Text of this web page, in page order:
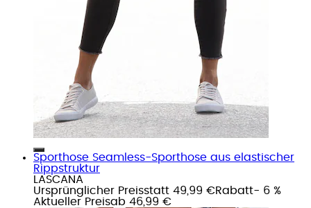
Sporthose Seamless-Sporthose aus elastischer
Rippstruktur
LASCANA
Ursprünglicher Preisstatt 49,99 €Rabatt- 6 %
Aktueller Preisab 46,99 €